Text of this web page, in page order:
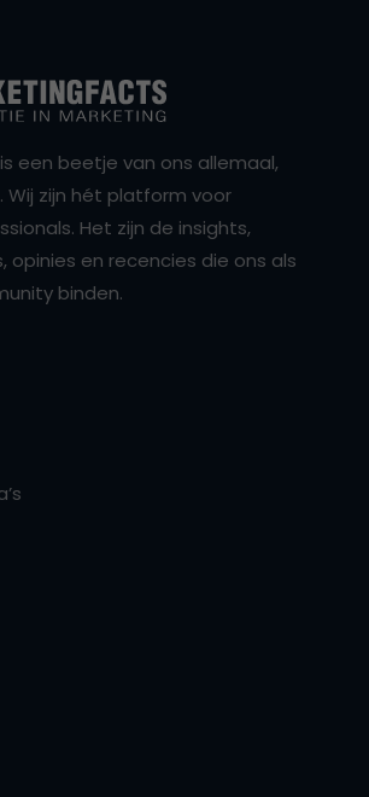
een beetje van ons allemaal,
Wij zijn hét platform voor
Het zijn de insights,
opinies en recencies die ons als
binden.